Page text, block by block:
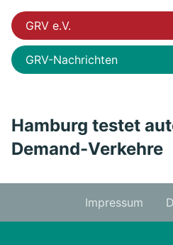
GRV e.V.
GRV-Nachrichten
Hamburg testet
Demand-Verkehre
Impressum